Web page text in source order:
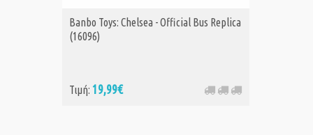
Banbo Toys: Chelsea - Official Bus Replica
(16096)
Τιμή: 19,99€